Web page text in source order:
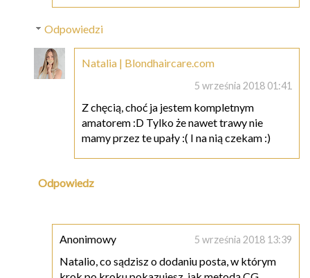
Odpowiedzi
Natalia | Blondhaircare.com
5 września 2018 01:41
Z chęcią, choć ja jestem kompletnym
amatorem :D Tylko że nawet trawy nie
mamy przez te upały :( I na nią czekam :)
Odpowiedz
Anonimowy 5 września 2018 13:39
Natalio, co sądzisz o dodaniu posta, w którym